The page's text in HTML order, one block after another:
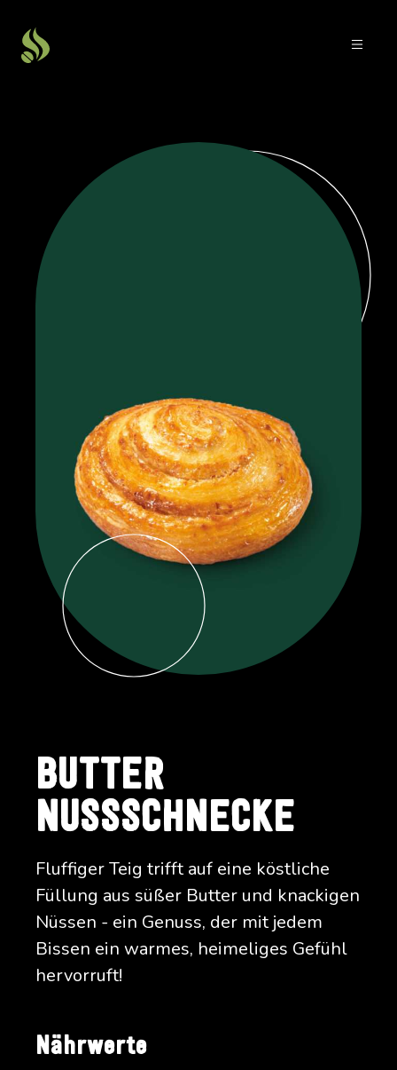
BUTTER
NUSSSCHNECKE
Fluffiger Teig trifft auf eine köstliche
Füllung aus süßer Butter und knackigen
Nüssen - ein Genuss, der mit jedem
Bissen ein warmes, heimeliges Gefühl
hervorruft!
Nährwerte